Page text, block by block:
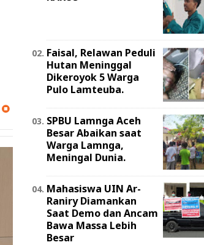
Faisal, Relawan Peduli
Hutan Meninggal
Dikeroyok 5 Warga
Pulo Lamteuba.
SPBU Lamnga Aceh
Besar Abaikan saat
Warga Lamnga,
Meningal Dunia.
Mahasiswa UIN Ar-
Raniry Diamankan
Saat Demo dan Ancam
Bawa Massa Lebih
Besar